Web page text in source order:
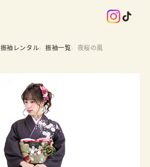
振袖レンタル 振袖一覧 夜桜の風